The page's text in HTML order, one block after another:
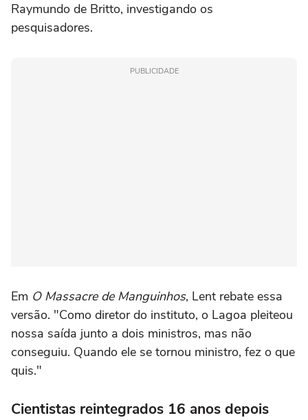
Raymundo de Britto, investigando os
pesquisadores.
PUBLICIDADE
Em O Massacre de Manguinhos, Lent rebate essa
versão. "Como diretor do instituto, o Lagoa pleiteou
nossa saída junto a dois ministros, mas não
conseguiu. Quando ele se tornou ministro, fez o que
quis."
Cientistas reintegrados 16 anos depois